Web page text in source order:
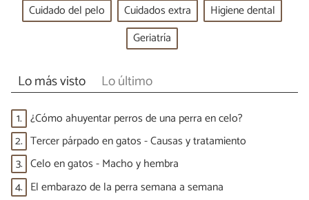
Cuidado del pelo
Cuidados extra
Higiene dental
Geriatría
Lo más visto Lo último
1. ¿Cómo ahuyentar perros de una perra en celo?
2. Tercer párpado en gatos - Causas y tratamiento
3. Celo en gatos - Macho y hembra
4. El embarazo de la perra semana a semana